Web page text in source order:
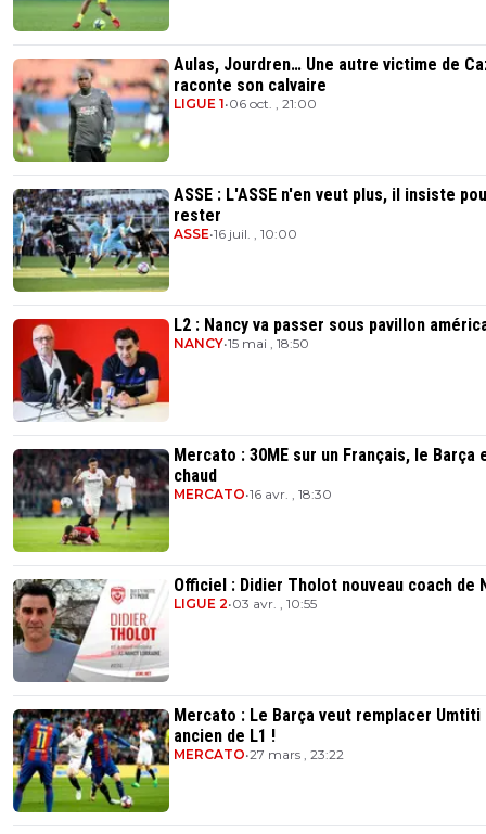
Aulas, Jourdren… Une autre victime de
raconte son calvaire
LIGUE 1•06 oct. , 21:00
ASSE : L'ASSE n'en veut plus, il insiste
rester
ASSE•16 juil. , 10:00
L2 : Nancy va passer sous pavillon
NANCY•15 mai , 18:50
Mercato : 30ME sur un Français, le Barça
chaud
MERCATO•16 avr. , 18:30
Officiel : Didier Tholot nouveau coach de
LIGUE 2•03 avr. , 10:55
Mercato : Le Barça veut remplacer Umtiti
ancien de L1 !
MERCATO•27 mars , 23:22